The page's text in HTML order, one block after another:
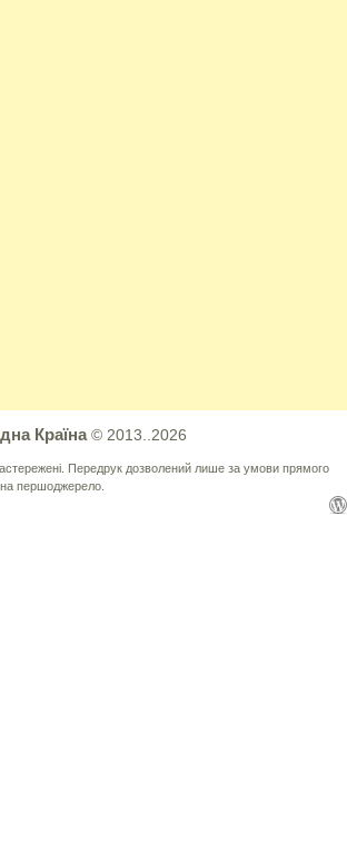
Країна© 2013..2026
Передрук дозволений лише за умови прямого
першоджерело.